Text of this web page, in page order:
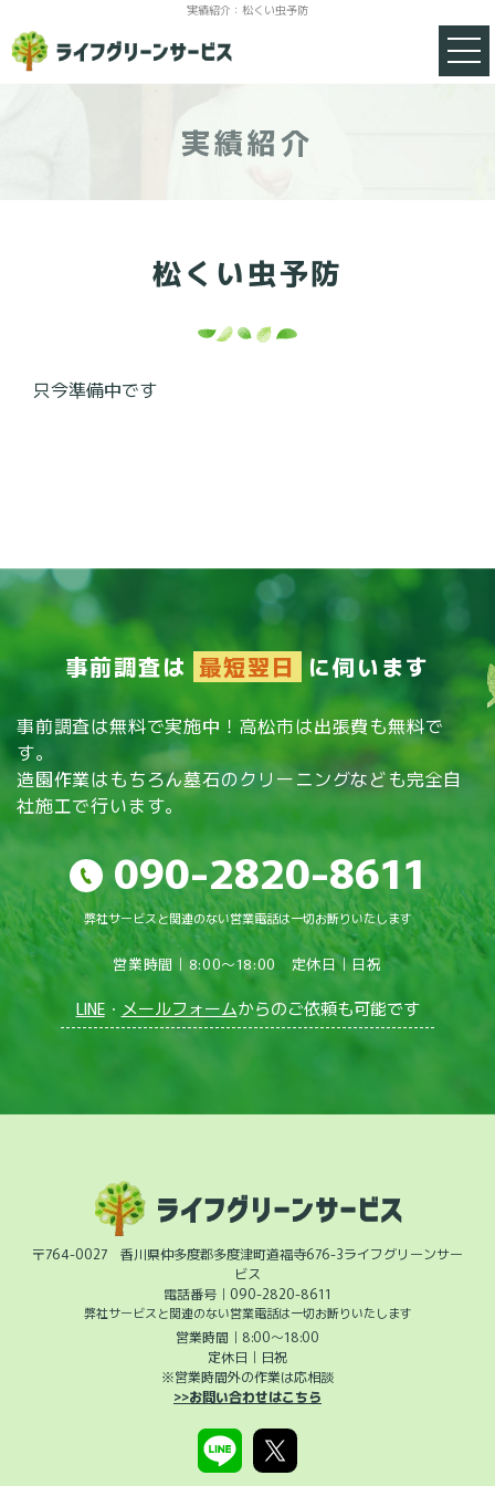
実績紹介：松くい虫予防
伐採のポイント
草刈り
抜根
外構工事
芝刈り
植栽工事(植え込み)
一般樹木予防
松くい虫予防
松くい虫予防
実績紹介
松くい虫予防
只今準備中です
事前調査は 最短翌日 に伺います
事前調査は無料で実施中！高松市は出張費も無料で
す。
造園作業はもちろん墓石のクリーニングなども完全自
社施工で行います。
090-2820-8611
弊社サービスと関連のない営業電話は一切お断りいたします
営業時間｜8:00～18:00 定休日｜日祝
LINE・ メールフォームからのご依頼も可能です
〒764-0027 香川県仲多度郡多度津町道福寺676-3ライフグリーンサー
ビス
電話番号｜ 090-2820-8611
弊社サービスと関連のない営業電話は一切お断りいたします
営業時間｜8:00～18:00
定休日｜日祝
※営業時間外の作業は応相談
>>お問い合わせはこちら